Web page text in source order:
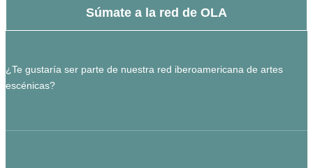
Súmate a la red de OLA
¿Te gustaría ser parte de nuestra red iberoamericana de artes
escénicas?